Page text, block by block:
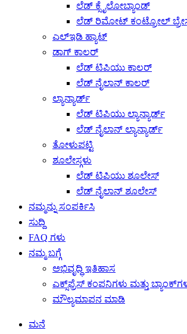
ಲೆಡ್ ಕ್ಸೈಲೋಬ್ಯಾಂಡ್
ಲೆಡ್ ರಿಮೋಟ್ ಕಂಟ್ರೋಲ್
ಎಲ್ಇಡಿ ಹ್ಯಾಟ್
ಡಾಗ್ ಕಾಲರ್
ಲೆಡ್ ಟಿಪಿಯು ಕಾಲರ್
ಲೆಡ್ ನೈಲಾನ್ ಕಾಲರ್
ಲ್ಯಾನ್ಯಾರ್ಡ್
ಲೆಡ್ ಟಿಪಿಯು ಲ್ಯಾನ್ಯಾರ್ಡ್
ಲೆಡ್ ನೈಲಾನ್ ಲ್ಯಾನ್ಯಾರ್ಡ್
ತೋಳುಪಟ್ಟಿ
ಶೂಲೇಸ್ಗಳು
ಲೆಡ್ ಟಿಪಿಯು ಶೂಲೇಸ್
ಲೆಡ್ ನೈಲಾನ್ ಶೂಲೇಸ್
ನಮ್ಮನ್ನು ಸಂಪರ್ಕಿಸಿ
ಸುದ್ದಿ
FAQ ಗಳು
ನಮ್ಮ ಬಗ್ಗೆ
ಅಭಿವೃದ್ಧಿ ಇತಿಹಾಸ
ಎಕ್ಸ್‌ಪ್ರೆಸ್ ಕಂಪನಿಗಳು ಮತ್ತು
ಮೌಲ್ಯಮಾಪನ ಮಾಡಿ
ಮನೆ